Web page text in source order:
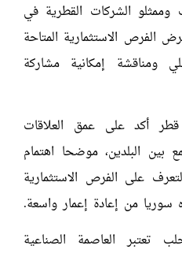
الشركات القطرية في
الاستثمارية المتاحة
ومناقشة إمكانية مشاركة
أكد على عمق العلاقات
بين البلدين، موضحا اهتمام
على الفرص الاستثمارية
من إعادة إعمار واسعة.
تعتبر العاصمة الصناعية